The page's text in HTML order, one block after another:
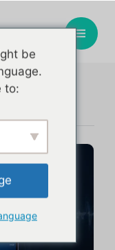
be
to: